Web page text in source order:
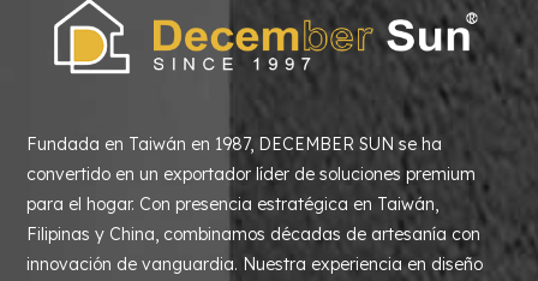
Fundada en Taiwán en 1987, DECEMBER SUN se ha
convertido en un exportador líder de soluciones premium
para el hogar. Con presencia estratégica en Taiwán,
Filipinas y China, combinamos décadas de artesanía con
innovación de vanguardia. Nuestra experiencia en diseño